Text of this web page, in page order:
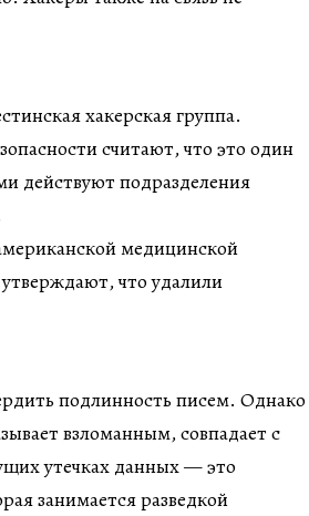
хакерская группа.
считают, что это один
действуют подразделения
медицинской
что удалили
подлинность писем. Однако
взломанным, совпадает с
утечках данных — это
занимается разведкой